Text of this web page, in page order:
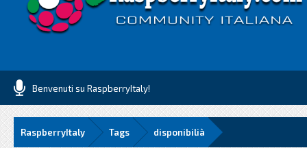
Benvenuti su RaspberryItaly!
RaspberryItaly Tags disponibilià